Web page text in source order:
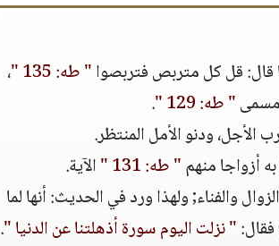
قال: قل كل متربص فتربصوا" طه: 135 "
،
مسمى" طه: 129 "
.
ودنو الأمل المنتظر.
أزواجا منهم" طه: 131 "
الآية.
الدنيا; لدنوها من الزوال والفناء; ولهذا ورد في الحديث: أنها لما
" نزلت اليوم سورة أذهلتنا عن الدنيا ".